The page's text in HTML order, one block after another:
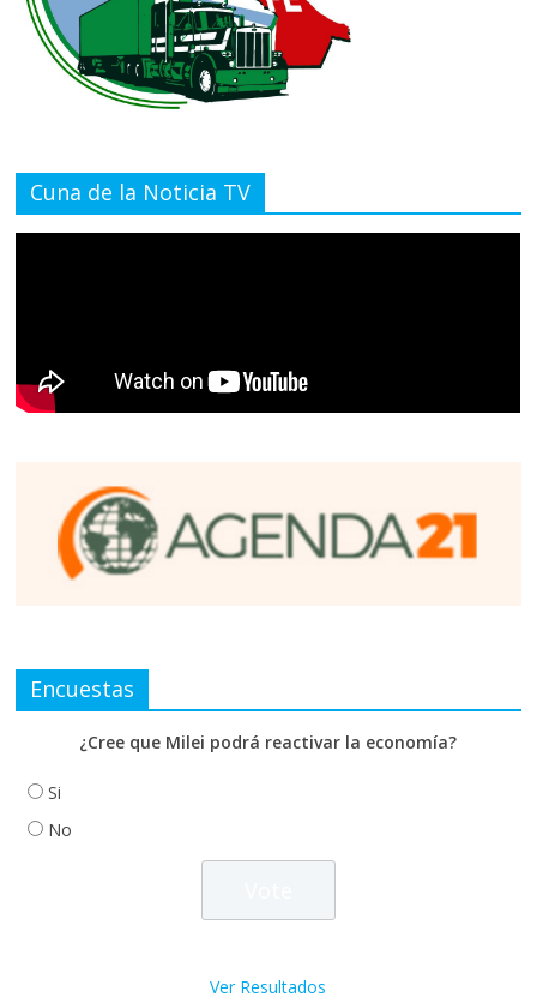
Cuna de la Noticia TV
Encuestas
¿Cree que Milei podrá reactivar la economía?
Si
No
Ver Resultados